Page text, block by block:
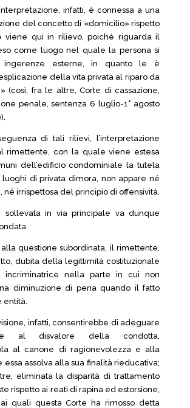
infatti, è connessa a una
del concetto di «domicilio» rispetto
viene qui in rilievo, poiché riguarda il
come luogo nel quale la persona si
ingerenze esterne, in quanto le è
della vita privata al riparo da
(così, fra le altre, Corte di cassazione,
penale, sentenza 6 luglio-1° agosto
di tali rilievi, l’interpretazione
rimettente, con la quale viene estesa
dell’edificio condominiale la tutela
di privata dimora, non appare né
né irrispettosa del principio di offensività.
sollevata in via principale va dunque
alla questione subordinata, il rimettente,
dubita della legittimità costituzionale
incriminatrice nella parte in cui non
diminuzione di pena quando il fatto
entità.
infatti, consentirebbe di adeguare
al disvalore della condotta,
al canone di ragionevolezza e alla
essa assolva alla sua finalità rieducativa;
eliminata la disparità di trattamento
rispetto ai reati di rapina ed estorsione,
quali questa Corte ha rimosso detta